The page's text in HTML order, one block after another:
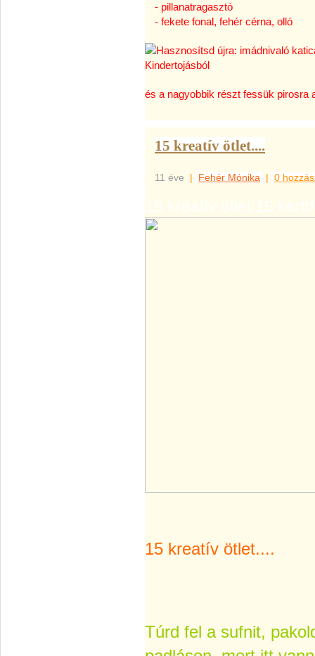
- pillanatragasztó
- fekete fonal, fehér cérna, olló
és a nagyobbik részt fessük pirosra
15 kreatív ötlet....
11 éve | Fehér Mónika | 0
15 kreatív ötlet....
Túrd fel a sufnit,